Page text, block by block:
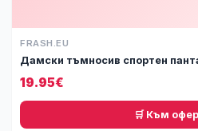
FRASH.EU
Дамски тъмносив спортен
19.95€
🛒 Към